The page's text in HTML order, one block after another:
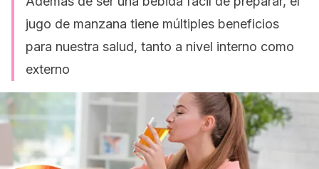
jugo de manzana tiene múltiples beneficios
para nuestra salud, tanto a nivel interno como
externo